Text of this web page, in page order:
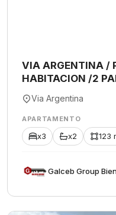
VIA ARGENTINA /
HABITACION /2
Via Argentina
APARTAMENTO
x3 x2 123